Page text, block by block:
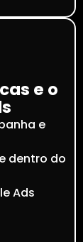
e o
e
dentro do
Ads